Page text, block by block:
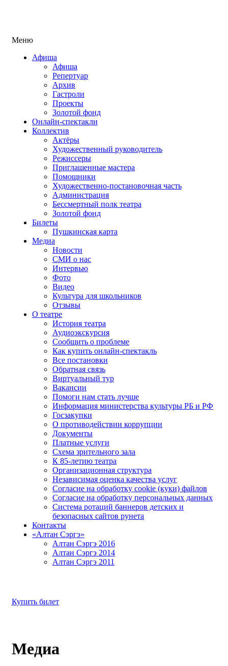
Меню
Афиша
Афиша
Репертуар
Архив
Гастроли
Проекты
Золотой фонд
Онлайн-спектакли
Коллектив
Актёры
Художественный руководитель
Режиссеры
Приглашенные мастера
Помощники
Художественно-постановочная часть
Администрация
Бессмертный полк театра
Золотой фонд
Билеты
Пушкинская карта
Медиа
Новости
СМИ о нас
Интервью
Фото
Видео
Культура для школьников
Отзывы
О театре
История театра
Аудиоэкскурсия
Сообщить о проблеме
Как купить онлайн-спектакль
Все постановки
Обратная связь
Виртуальный тур
Вакансии
Помоги нам стать лучше
Информация министерства культуры РБ и РФ
Госзакупки
О противодействии коррупции
Документы
Платные услуги
Схема зрительного зала
К 85-летию театра
Организационная структура
Независимая оценка качества услуг
Согласие на обработку cookie (куки) файлов
Согласие на обработку персональных данных
Система ротаций баннеров детских и
безопасных сайтов рунета
Контакты
«Алтан Сэргэ»
Алтан Сэргэ 2016
Алтан Сэргэ 2014
Алтан Сэргэ 2011
Купить билет
Медиа